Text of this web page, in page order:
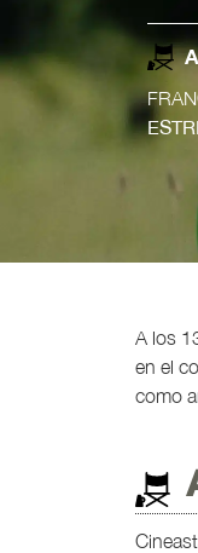
A los
en el
como